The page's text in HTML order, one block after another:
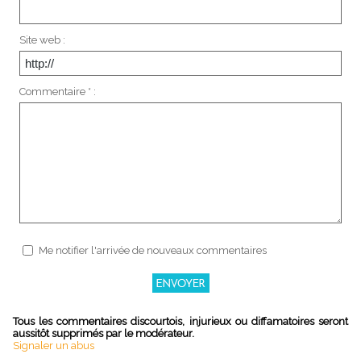
Site web :
Commentaire * :
Me notifier l'arrivée de nouveaux commentaires
Tous les commentaires discourtois, injurieux ou diffamatoires seront
aussitôt supprimés par le modérateur.
Signaler un abus